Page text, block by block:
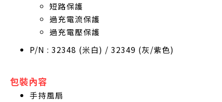
短路保護
過充電流保護
過充電壓保護
P/N : 32348 (米白) / 32349 (灰/紫色)
包裝內容
手持風扇